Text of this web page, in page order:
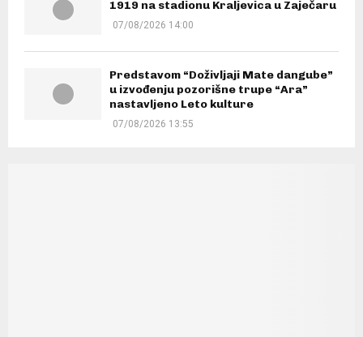
1919 na stadionu Kraljevica u Zaječaru
07/08/2026 14:00
Predstavom “Doživljaji Mate dangube”
u izvođenju pozorišne trupe “Ara”
nastavljeno Leto kulture
07/08/2026 13:55